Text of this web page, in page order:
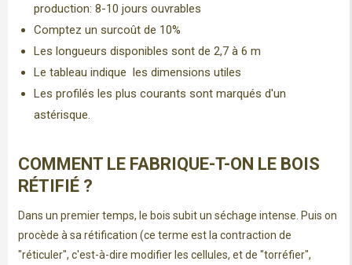
production: 8-10 jours ouvrables
Comptez un surcoût de 10%
Les longueurs disponibles sont de 2,7 à 6 m
Le tableau indique les dimensions utiles
Les profilés les plus courants sont marqués d'un
astérisque.
COMMENT LE FABRIQUE-T-ON LE BOIS
RÉTIFIÉ ?
Dans un premier temps, le bois subit un séchage intense. Puis on
procède à sa rétification (ce terme est la contraction de
"réticuler", c'est-à-dire modifier les cellules, et de "torréfier",